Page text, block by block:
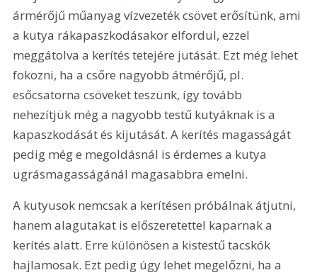
ármérőjű műanyag vízvezeték csövet erősítünk, ami
a kutya rákapaszkodásakor elfordul, ezzel
meggátolva a kerítés tetejére jutását. Ezt még lehet
fokozni, ha a csőre nagyobb átmérőjű, pl.
esőcsatorna csöveket teszünk, így tovább
nehezítjük még a nagyobb testű kutyáknak is a
kapaszkodását és kijutását. A kerítés magasságát
pedig még e megoldásnál is érdemes a kutya
ugrásmagasságánál magasabbra emelni.
A kutyusok nemcsak a kerítésen próbálnak átjutni,
hanem alagutakat is előszeretettel kaparnak a
kerítés alatt. Erre különösen a kistestű tacskók
hajlamosak. Ezt pedig úgy lehet megelőzni, ha a